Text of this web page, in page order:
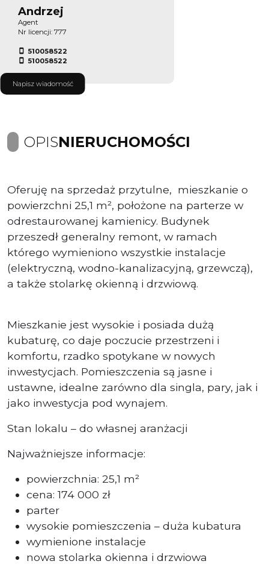
Andrzej
Agent
Nr licencji: 777
510058522
510058522
Napisz wiadomość
OPISNIERUCHOMOŚCI
Oferuję na sprzedaż przytulne, mieszkanie o
powierzchni 25,1 m², położone na parterze w
odrestaurowanej kamienicy. Budynek
przeszedł generalny remont, w ramach
którego wymieniono wszystkie instalacje
(elektryczną, wodno-kanalizacyjną, grzewczą),
a także stolarkę okienną i drzwiową.
Mieszkanie jest wysokie i posiada dużą
kubaturę, co daje poczucie przestrzeni i
komfortu, rzadko spotykane w nowych
inwestycjach. Pomieszczenia są jasne i
ustawne, idealne zarówno dla singla, pary, jak i
jako inwestycja pod wynajem.
Stan lokalu – do własnej aranżacji
Najważniejsze informacje:
powierzchnia: 25,1 m²
cena: 174 000 zł
parter
wysokie pomieszczenia – duża kubatura
wymienione instalacje
nowa stolarka okienna i drzwiowa